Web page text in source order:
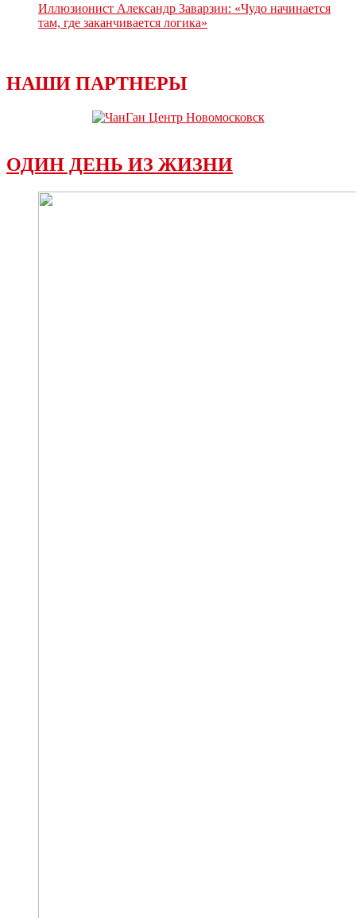
Иллюзионист Александр Заварзин: «Чудо начинается
там, где заканчивается логика»
НАШИ ПАРТНЕРЫ
ОДИН ДЕНЬ ИЗ ЖИЗНИ